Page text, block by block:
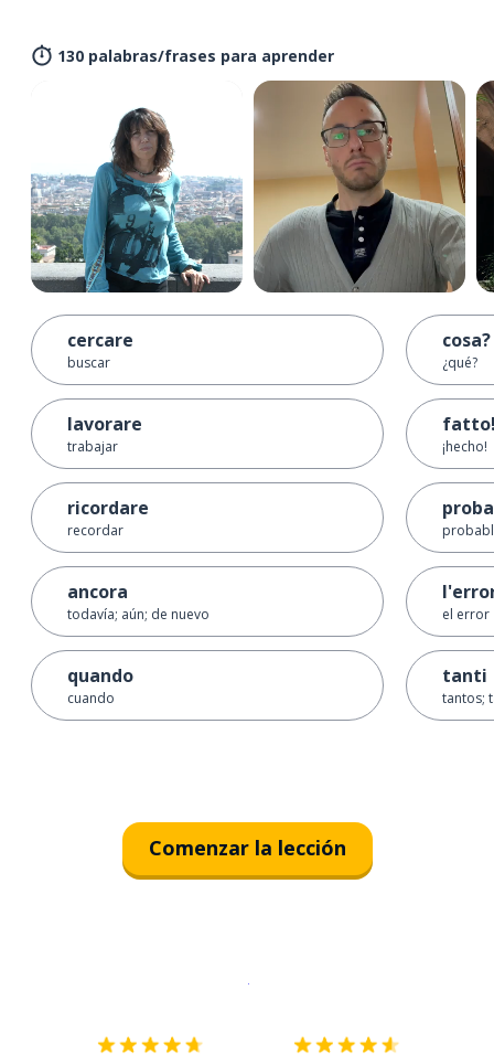
130 palabras/frases para aprender
cercare
buscar
lavorare
trabajar
ricordare
recordar
ancora
todavía; aún; de nuevo
quando
cuando
cosa?
¿qué?
¡hecho!
el error
tanti
tantos;
Comenzar la lección